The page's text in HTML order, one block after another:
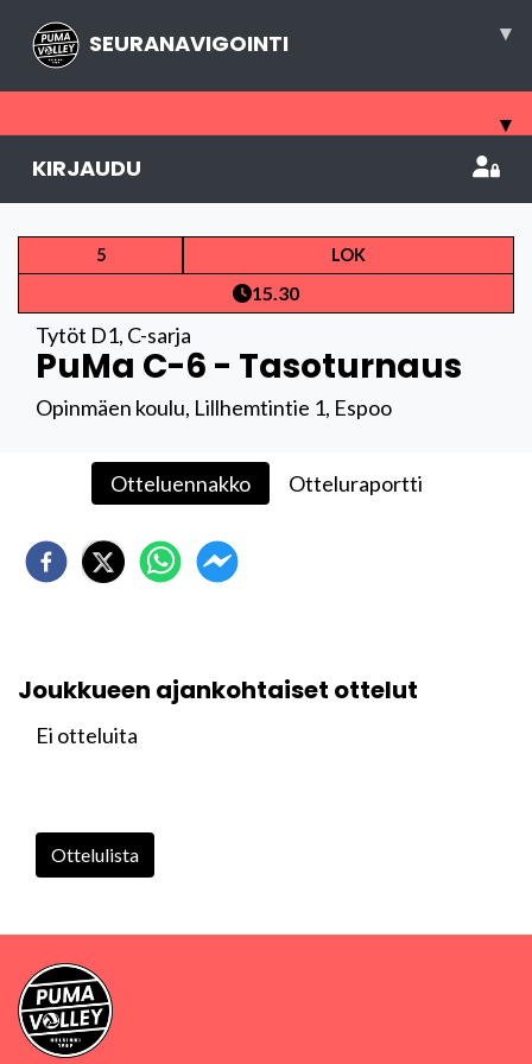
SEURANAVIGOINTI ▾
▾
KIRJAUDU
5 LOK
15.30
Tytöt D1, C-sarja
PuMa C-6 - Tasoturnaus
Opinmäen koulu, Lillhemtintie 1, Espoo
Otteluennakko Otteluraportti
Joukkueen ajankohtaiset ottelut
Ei otteluita
Ottelulista